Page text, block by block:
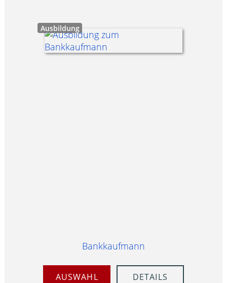
Ausbildung
Bankkaufmann
AUSWAHL DETAILS